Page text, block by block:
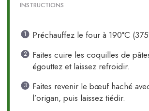
INSTRUCTIONS
Préchauffez le four à 190°C
Faites cuire les coquilles de
égouttez et laissez refroidir.
Faites revenir le bœuf haché
l’origan, puis laissez tiédir.